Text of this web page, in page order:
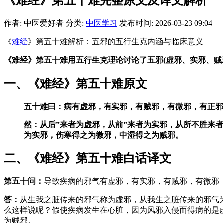
作者: 中医爱好者 分类: 中医学习 发布时间: 2026-03-23 09:04
《难经》第五十难解析：五邪的五行生克内涵与临床意义
《难经》第五十难用五行生克理论讨论了五邪(虚邪、实邪、
一、《难经》第五十难原文
五十难曰：病有虚邪，有实邪，有贼邪，有微邪，有正
然：从后”来者为虚邪，从前”来者为实邪，从所不胜来
为实邪，伤寒得之为微邪，中湿得之为贼邪。
二、《难经》第五十难白话译文
第五十问： 导致疾病的邪气有虚邪，有实邪，有贼邪，有微邪
答： 从生我之脏传来的邪气称为虚邪，从我生之脏传来的邪
么这样说呢？假使疾病发生在心脏，因为风邪入侵而得病的
为贼邪。